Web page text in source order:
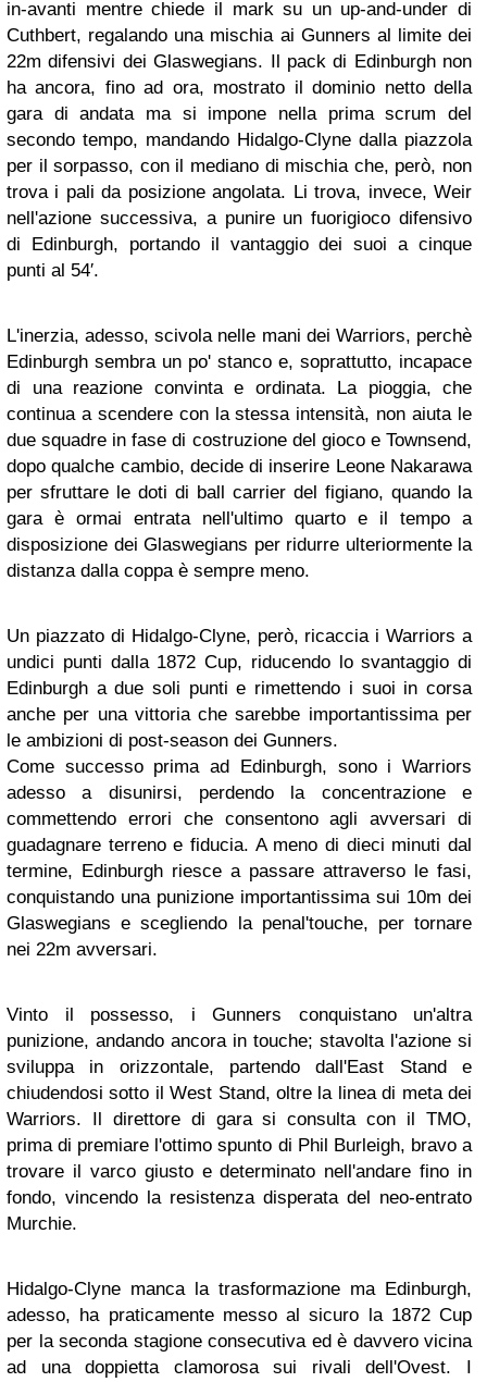
in-avanti mentre chiede il mark su un up-and-under di
Cuthbert, regalando una mischia ai Gunners al limite dei
22m difensivi dei Glaswegians. Il pack di Edinburgh non
ha ancora, fino ad ora, mostrato il dominio netto della
gara di andata ma si impone nella prima scrum del
secondo tempo, mandando Hidalgo-Clyne dalla piazzola
per il sorpasso, con il mediano di mischia che, però, non
trova i pali da posizione angolata. Li trova, invece, Weir
nell'azione successiva, a punire un fuorigioco difensivo
di Edinburgh, portando il vantaggio dei suoi a cinque
punti al 54′.
L'inerzia, adesso, scivola nelle mani dei Warriors, perchè
Edinburgh sembra un po' stanco e, soprattutto, incapace
di una reazione convinta e ordinata. La pioggia, che
continua a scendere con la stessa intensità, non aiuta le
due squadre in fase di costruzione del gioco e Townsend,
dopo qualche cambio, decide di inserire Leone Nakarawa
per sfruttare le doti di ball carrier del figiano, quando la
gara è ormai entrata nell'ultimo quarto e il tempo a
disposizione dei Glaswegians per ridurre ulteriormente la
distanza dalla coppa è sempre meno.
Un piazzato di Hidalgo-Clyne, però, ricaccia i Warriors a
undici punti dalla 1872 Cup, riducendo lo svantaggio di
Edinburgh a due soli punti e rimettendo i suoi in corsa
anche per una vittoria che sarebbe importantissima per
le ambizioni di post-season dei Gunners.
Come successo prima ad Edinburgh, sono i Warriors
adesso a disunirsi, perdendo la concentrazione e
commettendo errori che consentono agli avversari di
guadagnare terreno e fiducia. A meno di dieci minuti dal
termine, Edinburgh riesce a passare attraverso le fasi,
conquistando una punizione importantissima sui 10m dei
Glaswegians e scegliendo la penal'touche, per tornare
nei 22m avversari.
Vinto il possesso, i Gunners conquistano un'altra
punizione, andando ancora in touche; stavolta l'azione si
sviluppa in orizzontale, partendo dall'East Stand e
chiudendosi sotto il West Stand, oltre la linea di meta dei
Warriors. Il direttore di gara si consulta con il TMO,
prima di premiare l'ottimo spunto di Phil Burleigh, bravo a
trovare il varco giusto e determinato nell'andare fino in
fondo, vincendo la resistenza disperata del neo-entrato
Murchie.
Hidalgo-Clyne manca la trasformazione ma Edinburgh,
adesso, ha praticamente messo al sicuro la 1872 Cup
per la seconda stagione consecutiva ed è davvero vicina
ad una doppietta clamorosa sui rivali dell'Ovest. I